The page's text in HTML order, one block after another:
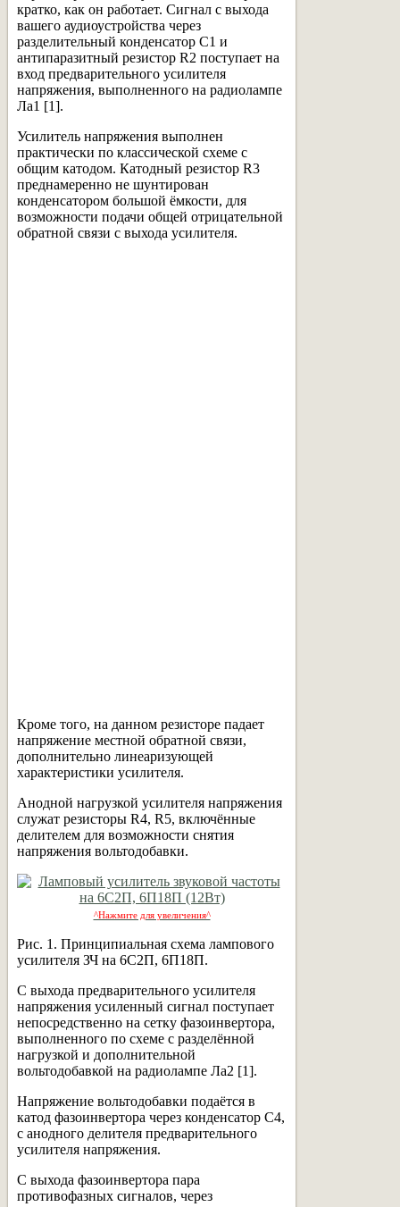
кратко, как он работает. Сигнал с выхода
вашего аудиоустройства через
разделительный конденсатор С1 и
антипаразитный резистор R2 поступает на
вход предварительного усилителя
напряжения, выполненного на радиолампе
Ла1 [1].
Усилитель напряжения выполнен
практически по классической схеме с
общим катодом. Катодный резистор R3
преднамеренно не шунтирован
конденсатором большой ёмкости, для
возможности подачи общей отрицательной
обратной связи с выхода усилителя.
Кроме того, на данном резисторе падает
напряжение местной обратной связи,
дополнительно линеаризующей
характеристики усилителя.
Анодной нагрузкой усилителя напряжения
служат резисторы R4, R5, включённые
делителем для возможности снятия
напряжения вольтодобавки.
^Нажмите для увеличения^
Рис. 1. Принципиальная схема лампового
усилителя ЗЧ на 6С2П, 6П18П.
С выхода предварительного усилителя
напряжения усиленный сигнал поступает
непосредственно на сетку фазоинвертора,
выполненного по схеме с разделённой
нагрузкой и дополнительной
вольтодобавкой на радиолампе Ла2 [1].
Напряжение вольтодобавки подаётся в
катод фазоинвертора через конденсатор С4,
с анодного делителя предварительного
усилителя напряжения.
С выхода фазоинвертора пара
противофазных сигналов, через